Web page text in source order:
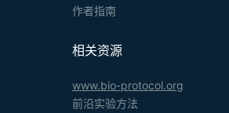
作者指南
相关资源
www.bio-protocol.org
前沿实验方法